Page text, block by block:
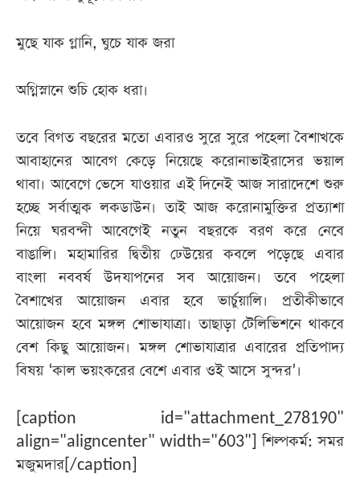
মুছে যাক গ্লানি, ঘুচে যাক জরা
অগ্নিস্নানে শুচি হোক ধরা।
তবে বিগত বছরের মতো এবারও সুরে সুরে পহেলা বৈশাখকে
আবাহানের আবেগ কেড়ে নিয়েছে করোনাভাইরাসের ভয়াল
থাবা। আবেগে ভেসে যাওয়ার এই দিনেই আজ সারাদেশে শুরু
হচ্ছে সর্বাত্মক লকডাউন। তাই আজ করোনামুক্তির প্রত্যাশা
নিয়ে ঘরবন্দী আবেগেই নতুন বছরকে বরণ করে নেবে
বাঙালি। মহামারির দ্বিতীয় ঢেউয়ের কবলে পড়েছে এবার
বাংলা নববর্ষ উদযাপনের সব আয়োজন। তবে পহেলা
বৈশাখের আয়োজন এবার হবে ভার্চুয়ালি। প্রতীকীভাবে
আয়োজন হবে মঙ্গল শোভাযাত্রা। তাছাড়া টেলিভিশনে থাকবে
বেশ কিছু আয়োজন। মঙ্গল শোভাযাত্রার এবারের প্রতিপাদ্য
বিষয় ‘কাল ভয়ংকরের বেশে এবার ওই আসে সুন্দর’।
[caption id="attachment_278190"
align="aligncenter" width="603"] শিল্পকর্ম: সমর
মজুমদার[/caption]